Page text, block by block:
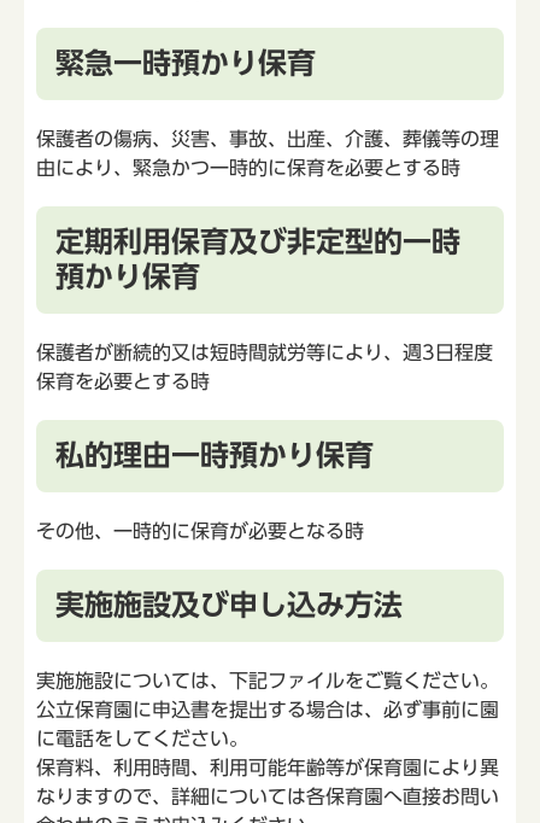
緊急一時預かり保育
保護者の傷病、災害、事故、出産、介護、葬儀等の理
由により、緊急かつ一時的に保育を必要とする時
定期利用保育及び非定型的一時
預かり保育
保護者が断続的又は短時間就労等により、週3日程度
保育を必要とする時
私的理由一時預かり保育
その他、一時的に保育が必要となる時
実施施設及び申し込み方法
実施施設については、下記ファイルをご覧ください。
公立保育園に申込書を提出する場合は、必ず事前に園
に電話をしてください。
保育料、利用時間、利用可能年齢等が保育園により異
なりますので、詳細については各保育園へ直接お問い